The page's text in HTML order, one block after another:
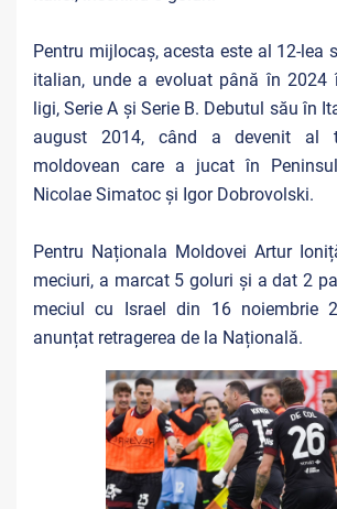
Pentru mijlocaș, acesta este al 12-lea
italian, unde a evoluat până în 2024
ligi, Serie A și Serie B. Debutul său în
august 2014, când a devenit al
moldovean care a jucat în
Nicolae Simatoc și Igor Dobrovolski.
Pentru Naționala Moldovei Artur
meciuri, a marcat 5 goluri și a dat 2
meciul cu Israel din 16 noiembrie
anunțat retragerea de la Națională.